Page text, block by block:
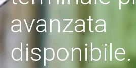
avanzata
disponibile.